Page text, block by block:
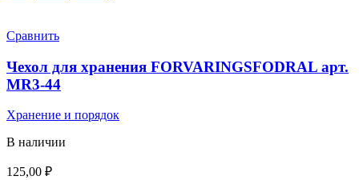
Сравнить
Чехол для хранения FORVARINGSFODRAL арт.
MR3-44
Хранение и порядок
В наличии
125,00 ₽